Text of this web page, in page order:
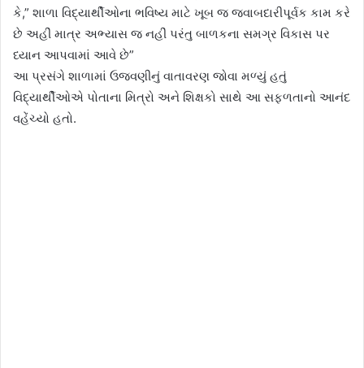
કે,” શાળા વિદ્યાર્થીઓના ભવિષ્ય માટે ખૂબ જ જવાબદારીપૂર્વક કામ કરે
છે અહીં માત્ર અભ્યાસ જ નહીં પરંતુ બાળકના સમગ્ર વિકાસ પર
ધ્યાન આપવામાં આવે છે”
આ પ્રસંગે શાળામાં ઉજવણીનું વાતાવરણ જોવા મળ્યું હતું
વિદ્યાર્થીઓએ પોતાના મિત્રો અને શિક્ષકો સાથે આ સફળતાનો આનંદ
વહેંચ્યો હતો.